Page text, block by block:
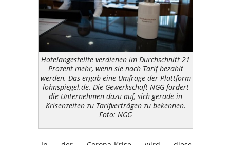
Hotelangestellte verdienen im Durchschnitt 21
Prozent mehr, wenn sie nach Tarif bezahlt
werden. Das ergab eine Umfrage der Plattform
lohnspiegel.de. Die Gewerkschaft NGG fordert
die Unternehmen dazu auf, sich gerade in
Krisenzeiten zu Tarifverträgen zu bekennen.
Foto: NGG